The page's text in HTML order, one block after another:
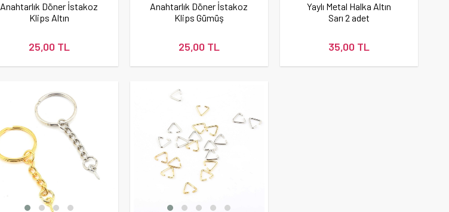
Anahtarlık Döner İstakoz
Klips Altın
25,00 TL
Anahtarlık Döner İstakoz
Klips Gümüş
25,00 TL
Yaylı Metal Halka Altın
Sarı 2 adet
35,00 TL